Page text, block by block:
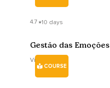
4.7 10 days
Gestão das Emoções
Vilmar Braga
COURSE